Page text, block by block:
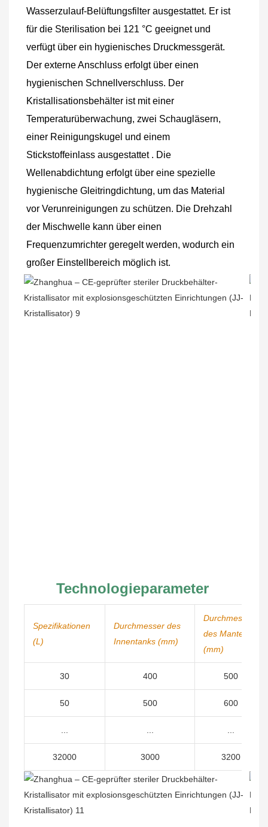
Wasserzulauf-Belüftungsfilter ausgestattet. Er ist
für die Sterilisation bei 121 °C geeignet und
verfügt über ein hygienisches Druckmessgerät.
Der externe Anschluss erfolgt über einen
hygienischen Schnellverschluss. Der
Kristallisationsbehälter ist mit einer
Temperaturüberwachung, zwei Schaugläsern,
einer Reinigungskugel und einem
Stickstoffeinlass ausgestattet . Die
Wellenabdichtung erfolgt über eine spezielle
hygienische Gleitringdichtung, um das Material
vor Verunreinigungen zu schützen. Die Drehzahl
der Mischwelle kann über einen
Frequenzumrichter geregelt werden, wodurch ein
großer Einstellbereich möglich ist.
Technologieparameter
Spezifikationen
(L)
Durchmesser des
Innentanks (mm)
Durchmesser
des Mantels
(mm)
30 400 500
50 500 600
32000 3000 3200